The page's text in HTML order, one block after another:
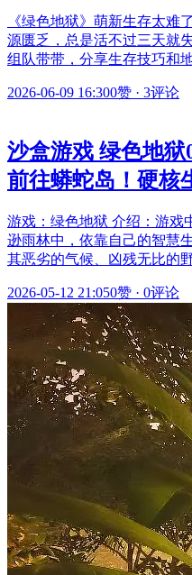
《绿色地狱》萌新生存太难
源匮乏，总是活不过三天就
组队带带，分享生存技巧和
2026-06-09 16:300赞 · 3评论
沙盒游戏 绿色地狱
前往蟒蛇岛！硬核
游戏：绿色地狱 介绍：游戏
逊雨林中，依靠自己的智慧
其恶劣的气候、凶残无比的
2026-05-12 21:050赞 · 0评论